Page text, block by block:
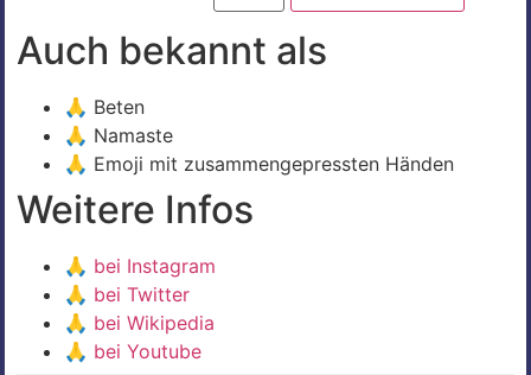
Auch bekannt als
🙏 Beten
🙏 Namaste
🙏 Emoji mit zusammengepressten Händen
Weitere Infos
🙏 bei Instagram
🙏 bei Twitter
🙏 bei Wikipedia
🙏 bei Youtube